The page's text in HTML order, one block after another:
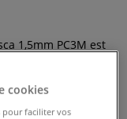
1,5mm PC3M est
cookies
pour faciliter vos